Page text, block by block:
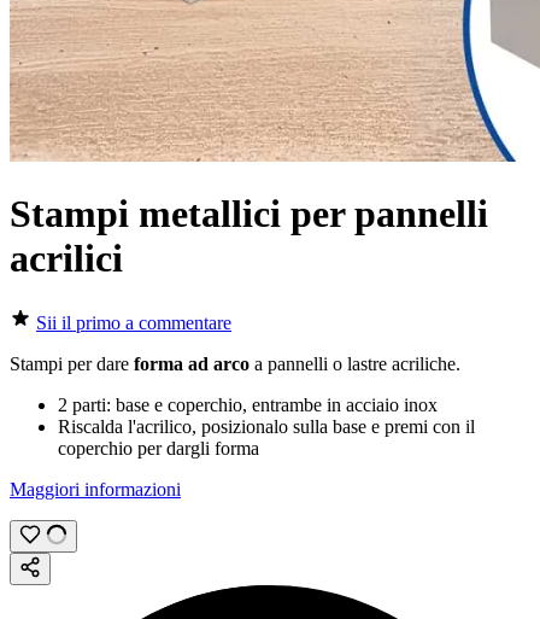
Stampi metallici per pannelli
acrilici
Sii il primo a commentare
Stampi per dare forma ad arco a pannelli o lastre acriliche.
2 parti: base e coperchio, entrambe in acciaio inox
Riscalda l'acrilico, posizionalo sulla base e premi con il
coperchio per dargli forma
Maggiori informazioni